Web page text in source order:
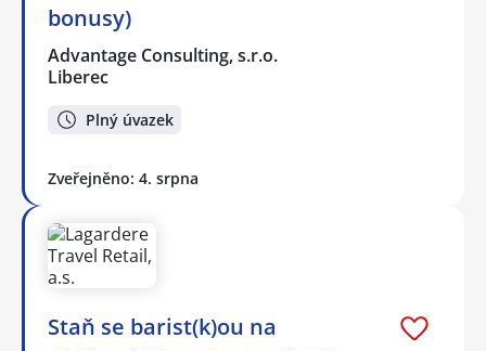
bonusy)
Advantage Consulting, s.r.o.
Liberec
Plný úvazek
Zveřejněno: 4. srpna
Staň se barist(k)ou na